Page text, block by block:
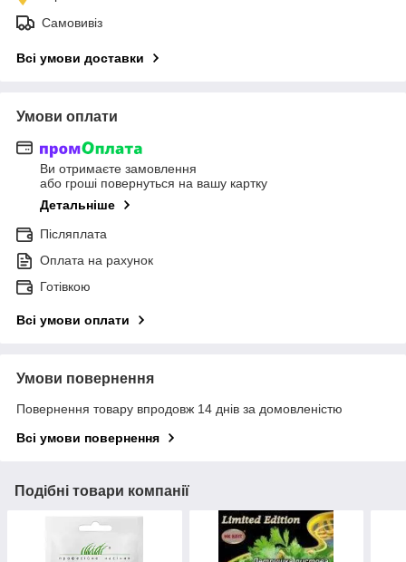
Самовивіз
Всі умови доставки
Умови оплати
Ви отримаєте замовлення
або гроші повернуться на вашу картку
Детальніше
Післяплата
Оплата на рахунок
Готівкою
Всі умови оплати
Умови повернення
Повернення товару впродовж 14 днів за домовленістю
Всі умови повернення
Подібні товари компанії